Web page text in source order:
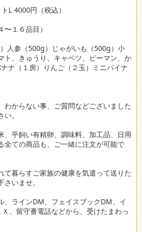
L 4000円（税込）
〜１６品目）
人参（500g）じゃがいも（500g）小
ト、きゅうり、キャベツ、ピーマン、か
ナ（１房）りんご（２玉）ミニパイナ
わからない事、ご質問などございました
。
、平飼い有精卵、調味料、加工品、日用
全ての商品も、ご一緒に注文が可能で
て暮らすご家族の健康を気遣って送りた
いませ。
、ラインDM、フェイスブックDM、イ
、留守番電話などから、受けたまわっ